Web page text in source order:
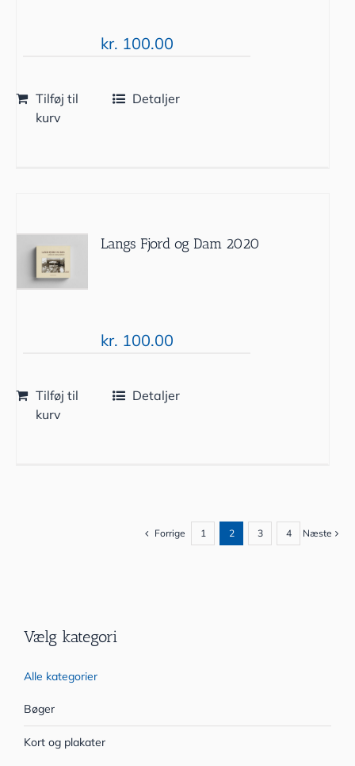
kr. 100.00
Tilføj til
kurv
Detaljer
Langs Fjord og Dam 2020
kr. 100.00
Tilføj til
kurv
Detaljer
Forrige 1 2 3 4 Næste
Vælg kategori
Alle kategorier
Bøger
Kort og plakater